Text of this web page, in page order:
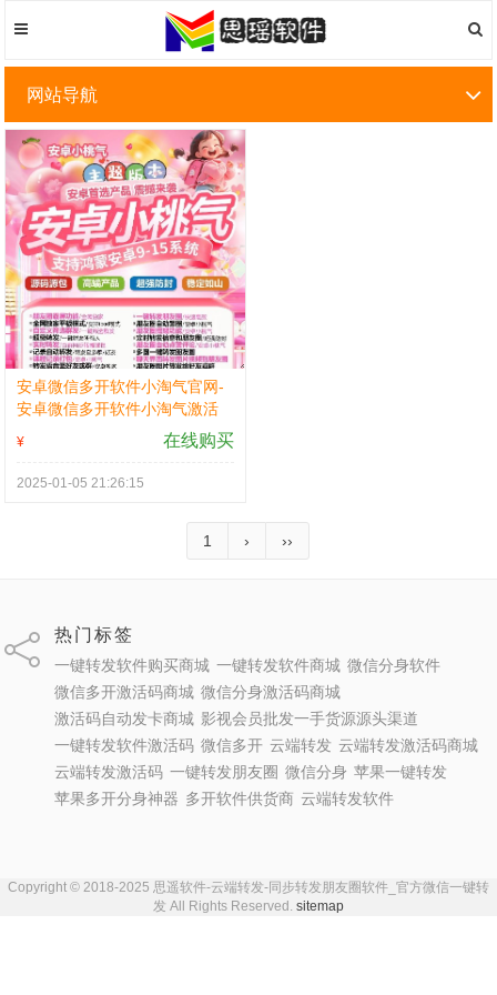
网站导航
安卓微信多开软件小淘气官网-
安卓微信多开软件小淘气激活
¥ 在线购买
2025-01-05 21:26:15
1 › ››
热门标签
一键转发软件购买商城 一键转发软件商城 微信分身软件
微信多开激活码商城 微信分身激活码商城
激活码自动发卡商城 影视会员批发一手货源源头渠道
一键转发软件激活码 微信多开 云端转发 云端转发激活码商城
云端转发激活码 一键转发朋友圈 微信分身 苹果一键转发
苹果多开分身神器 多开软件供货商 云端转发软件
Copyright © 2018-2025 思遥软件-云端转发-同步转发朋友圈软件_官方微信一键转
发 All Rights Reserved. sitemap